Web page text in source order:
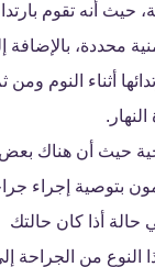
حيث أنه تقوم
محددة، بالإضافة
أثناء النوم ومن
حيث أن هناك بعض
بتوصية إجراء
حالة أذا كان حالتك
النوع من الجراحة